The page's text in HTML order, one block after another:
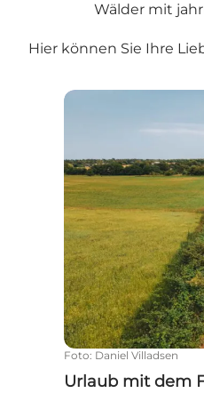
Wälder mit
Hier können Sie Ihre
Urlaub mit dem
Foto: Daniel Villadsen
Urlaub mit dem